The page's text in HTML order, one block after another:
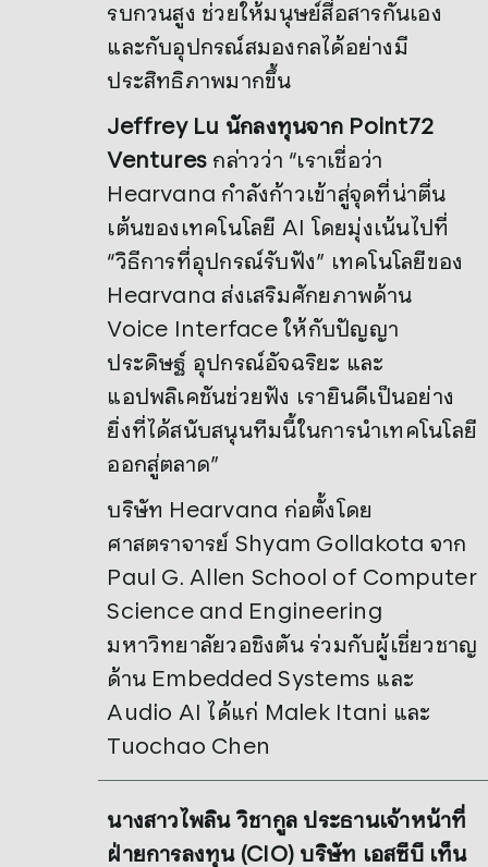
รบกวนสูง ช่วยให้มนุษย์สื่อสารกันเอง
และกับอุปกรณ์สมองกลได้อย่างมี
ประสิทธิภาพมากขึ้น
Jeffrey Lu นักลงทุนจาก Point72
Ventures กล่าวว่า “เราเชื่อว่า
Hearvana กำลังก้าวเข้าสู่จุดที่น่าตื่น
เต้นของเทคโนโลยี AI โดยมุ่งเน้นไปที่
“วิธีการที่อุปกรณ์รับฟัง” เทคโนโลยีของ
Hearvana ส่งเสริมศักยภาพด้าน
Voice Interface ให้กับปัญญา
ประดิษฐ์ อุปกรณ์อัจฉริยะ และ
แอปพลิเคชันช่วยฟัง เรายินดีเป็นอย่าง
ยิ่งที่ได้สนับสนุนทีมนี้ในการนำเทคโนโลยี
ออกสู่ตลาด”
บริษัท Hearvana ก่อตั้งโดย
ศาสตราจารย์ Shyam Gollakota จาก
Paul G. Allen School of Computer
Science and Engineering
มหาวิทยาลัยวอชิงตัน ร่วมกับผู้เชี่ยวชาญ
ด้าน Embedded Systems และ
Audio AI ได้แก่ Malek Itani และ
Tuochao Chen
นางสาวไพลิน วิชากูล ประธานเจ้าหน้าที่
ฝ่ายการลงทุน (CIO) บริษัท เอสซีบี เท็น